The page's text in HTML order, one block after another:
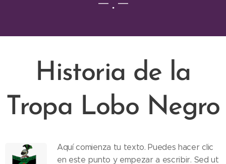
.
Historia de la
Tropa Lobo Negro
Aquí comienza tu texto. Puedes hacer clic
en este punto y empezar a escribir. Sed ut